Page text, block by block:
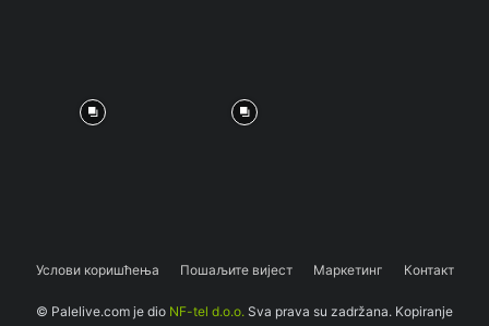
Услови коришћења Пошаљите вијест Маркетинг Контакт
© Palelive.com je dio NF-tel d.o.o. Sva prava su zadržana. Kopiranje